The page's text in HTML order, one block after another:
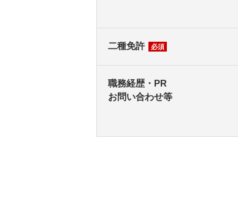
二種免許 必須
職務経歴・PR
お問い合わせ等